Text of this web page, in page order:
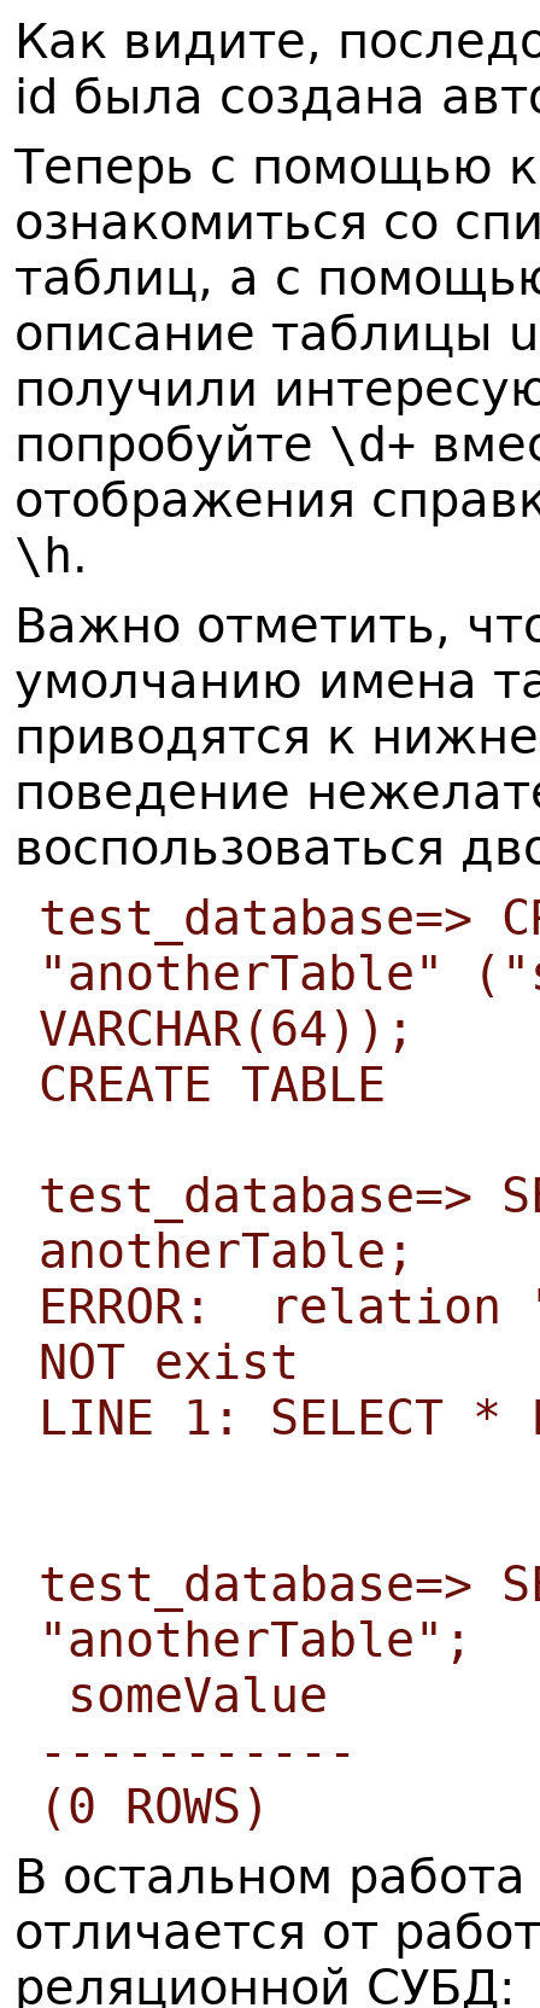
Как видите,
id была создана
Теперь с помощью
ознакомиться со
таблиц, а с
описание таблицы
получили
попробуйте \d+
отображения
\h.
Важно отметить,
умолчанию имена
приводятся к
поведение
воспользоваться
test_database=>
"anotherTable"
VARCHAR(64));
CREATE TABLE
test_database=>
anotherTable;
ERROR: relation
NOT exist
LINE 1: SELECT *
test_database=>
"anotherTable";
someValue
-----------
(0 ROWS)
В остальном
отличается от
реляционной СУБД: